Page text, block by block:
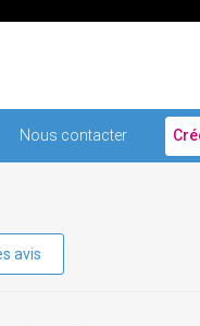
Nous contacter
avis